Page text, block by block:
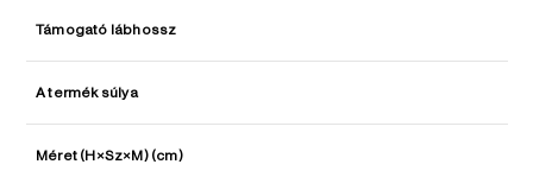
Támogató lábhossz
A termék súlya
Méret (H×Sz×M) (cm)